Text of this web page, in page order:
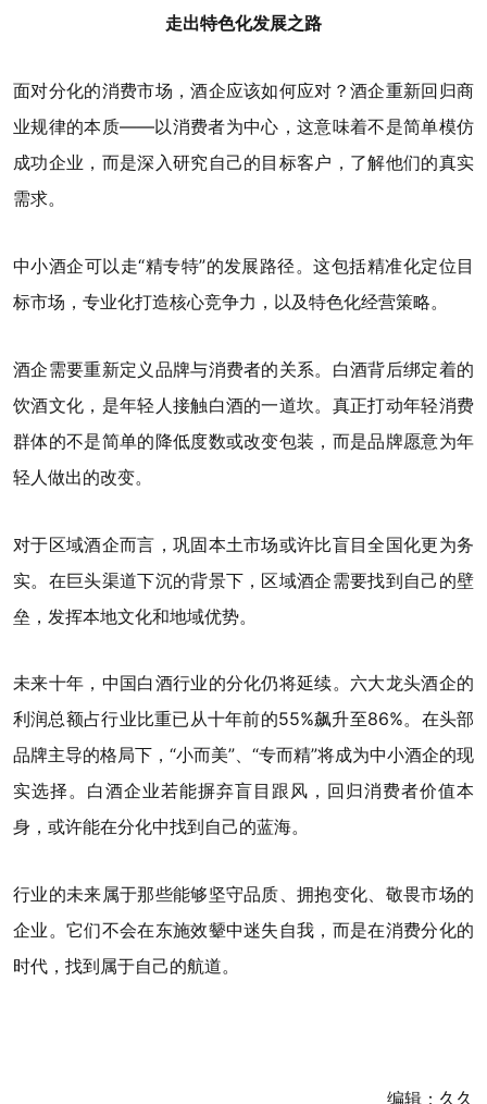
走出特色化发展之路
面对分化的消费市场，酒企应该如何应对？酒企重新回归商
业规律的本质——以消费者为中心，这意味着不是简单模仿
成功企业，而是深入研究自己的目标客户，了解他们的真实
需求。
中小酒企可以走“精专特”的发展路径。这包括精准化定位目
标市场，专业化打造核心竞争力，以及特色化经营策略。
酒企需要重新定义品牌与消费者的关系。白酒背后绑定着的
饮酒文化，是年轻人接触白酒的一道坎。真正打动年轻消费
群体的不是简单的降低度数或改变包装，而是品牌愿意为年
轻人做出的改变。
对于区域酒企而言，巩固本土市场或许比盲目全国化更为务
实。在巨头渠道下沉的背景下，区域酒企需要找到自己的壁
垒，发挥本地文化和地域优势。
未来十年，中国白酒行业的分化仍将延续。六大龙头酒企的
利润总额占行业比重已从十年前的55%飙升至86%。在头部
品牌主导的格局下，“小而美”、“专而精”将成为中小酒企的现
实选择。白酒企业若能摒弃盲目跟风，回归消费者价值本
身，或许能在分化中找到自己的蓝海。
行业的未来属于那些能够坚守品质、拥抱变化、敬畏市场的
企业。它们不会在东施效颦中迷失自我，而是在消费分化的
时代，找到属于自己的航道。
编辑：久久